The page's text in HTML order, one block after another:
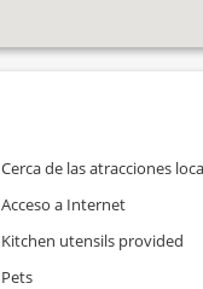
Cerca de las atracciones
Acceso a Internet
Kitchen utensils provided
Pets